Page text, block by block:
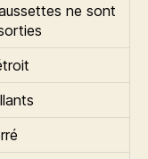
ne sont